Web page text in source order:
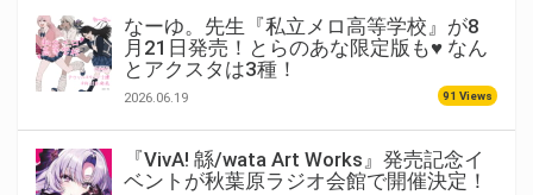
なーゆ。先生『私立メロ高等学校』が8
月21日発売！とらのあな限定版も♥ なん
とアクスタは3種！
2026.06.19 91 Views
『VivA! 緜/wata Art Works』発売記念イ
ベントが秋葉原ラジオ会館で開催決定！